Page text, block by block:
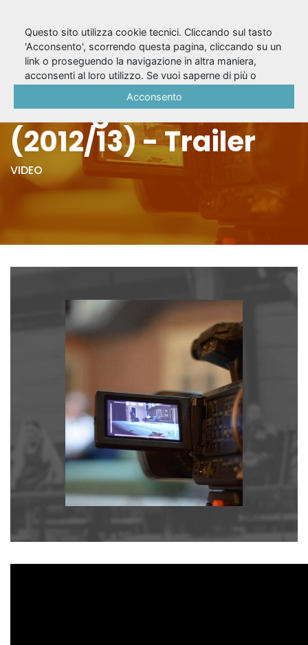
La bellezza salvata
dai ragazzini
(2012/13) - Trailer
VIDEO
Questo sito utilizza cookie tecnici. Cliccando sul tasto
'Acconsento', scorrendo questa pagina, cliccando su un
link o proseguendo la navigazione in altra maniera,
acconsenti al loro utilizzo. Se vuoi saperne di più o
Acconsento